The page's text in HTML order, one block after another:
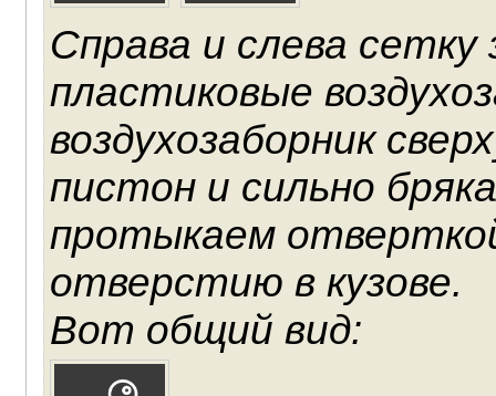
Справа и слева
пластиковые
воздухозаборник
пистон и сильно
протыкаем
отверстию в кузове.
Вот общий вид: